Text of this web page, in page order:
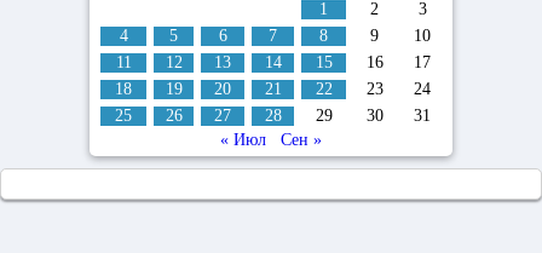
1
2
3
4
5 6 7 8 9
10
11
12 13 14 15 16
17
18
19 20 21 22 23
24
25
26 27 28 29 30
31
« Июл
Сен »